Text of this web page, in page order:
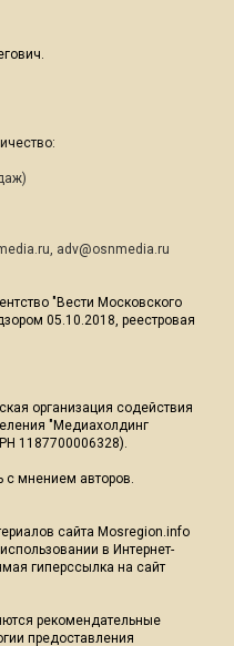
, adv@osnmedia.ru
"Вести Московского
05.10.2018, реестровая
организация содействия
"Медиахолдинг
1187700006328).
с мнением авторов.
сайта Mosregion.info
в Интернет-
гиперссылка на сайт
рекомендательные
предоставления